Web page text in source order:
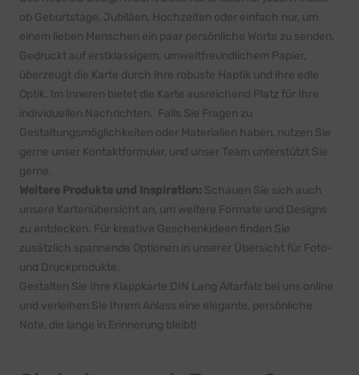
ob Geburtstage, Jubiläen, Hochzeiten oder einfach nur, um
einem lieben Menschen ein paar persönliche Worte zu senden.
Gedruckt auf erstklassigem, umweltfreundlichem Papier,
überzeugt die Karte durch ihre robuste Haptik und ihre edle
Optik. Im Inneren bietet die Karte ausreichend Platz für Ihre
individuellen Nachrichten. Falls Sie Fragen zu
Gestaltungsmöglichkeiten oder Materialien haben, nutzen Sie
gerne unser Kontaktformular, und unser Team unterstützt Sie
gerne.
Weitere Produkte und Inspiration: Schauen Sie sich auch
unsere Kartenübersicht an, um weitere Formate und Designs
zu entdecken. Für kreative Geschenkideen finden Sie
zusätzlich spannende Optionen in unserer Übersicht für Foto-
und Druckprodukte.
Gestalten Sie Ihre Klappkarte DIN Lang Altarfalz bei uns online
und verleihen Sie Ihrem Anlass eine elegante, persönliche
Note, die lange in Erinnerung bleibt!